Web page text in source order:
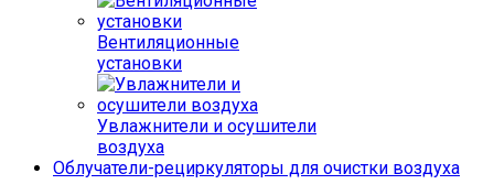
Вентиляционные
установки
Увлажнители и осушители
воздуха
Облучатели-рециркуляторы для очистки воздуха